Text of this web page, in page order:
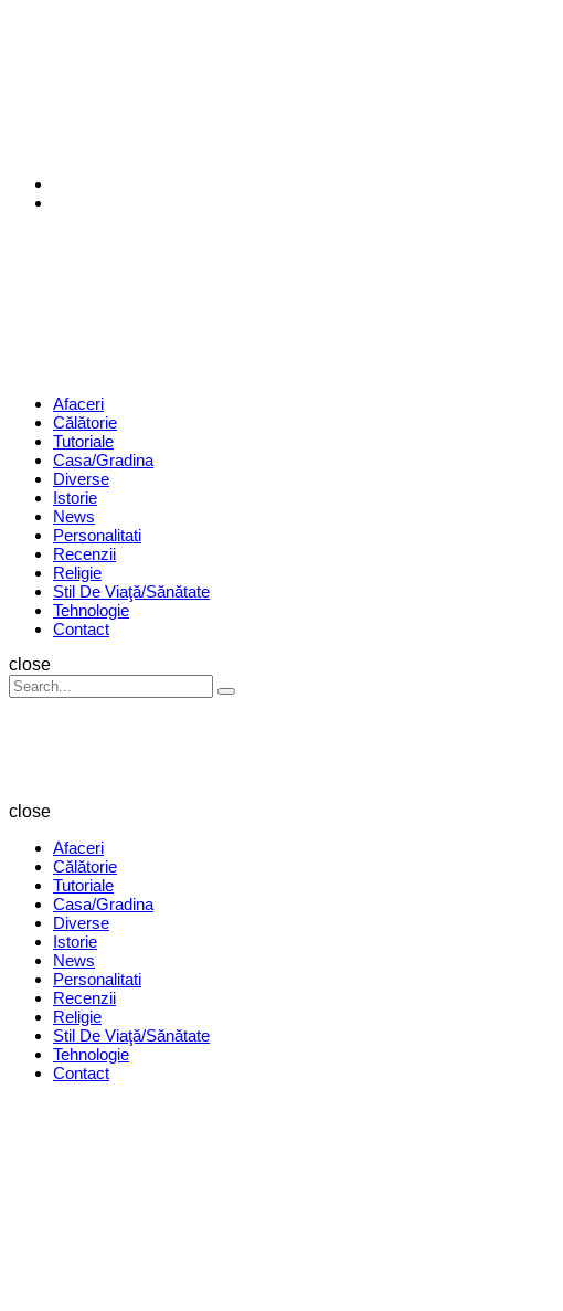
Menu Afaceri
Călătorie
Tutoriale
Casa/Gradina
Diverse
Istorie
News
Personalitati
Recenzii
Religie
Stil De Viaţă/Sănătate
Tehnologie
Contact
Search
close
Search
for:
Search
close
Afaceri
Călătorie
Tutoriale
Casa/Gradina
Diverse
Istorie
News
Personalitati
Recenzii
Religie
Stil De Viaţă/Sănătate
Tehnologie
Contact